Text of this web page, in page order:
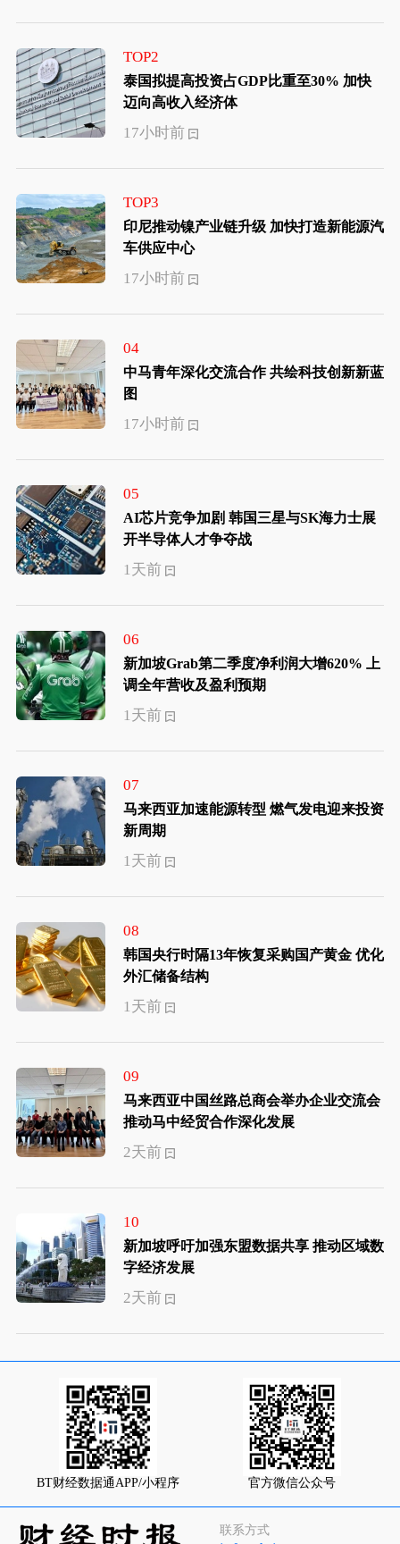
TOP2
泰国拟提高投资占GDP比重至30% 加快
迈向高收入经济体
17小时前
TOP3
印尼推动镍产业链升级 加快打造新能源汽
车供应中心
17小时前
04
中马青年深化交流合作 共绘科技创新新蓝
图
17小时前
05
AI芯片竞争加剧 韩国三星与SK海力士展
开半导体人才争夺战
1天前
06
新加坡Grab第二季度净利润大增620% 上
调全年营收及盈利预期
1天前
07
马来西亚加速能源转型 燃气发电迎来投资
新周期
1天前
08
韩国央行时隔13年恢复采购国产黄金 优化
外汇储备结构
1天前
09
马来西亚中国丝路总商会举办企业交流会
推动马中经贸合作深化发展
2天前
10
新加坡呼吁加强东盟数据共享 推动区域数
字经济发展
2天前
BT财经数据通APP/小程序 官方微信公众号
联系方式